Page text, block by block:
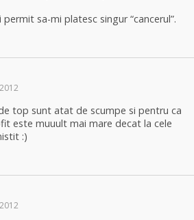
sa-mi platesc singur “cancerul”.
top sunt atat de scumpe si pentru ca
este muuult mai mare decat la cele
:)